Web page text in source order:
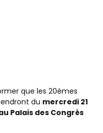
que les 20èmes
du mercredi 21
Palais des Congrès